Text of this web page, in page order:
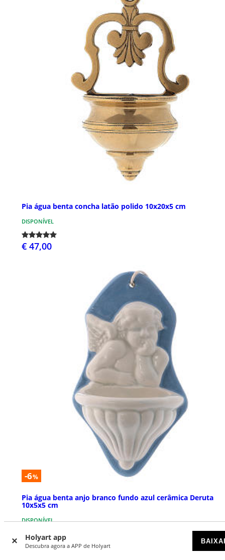
Holyart app
Descubra agora a APP de Holyart
Pia água benta concha latão polido 10x20x5 cm
DISPONÍVEL
€ 47,00
-6%
Pia água benta anjo branco fundo azul cerâmica Deruta
10x5x5 cm
DISPONÍVEL
€ 15,98 € 17,00